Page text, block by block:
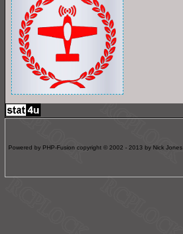
Powered by PHP-Fusion copyright © 2002 - 2013 by Nick Jones.